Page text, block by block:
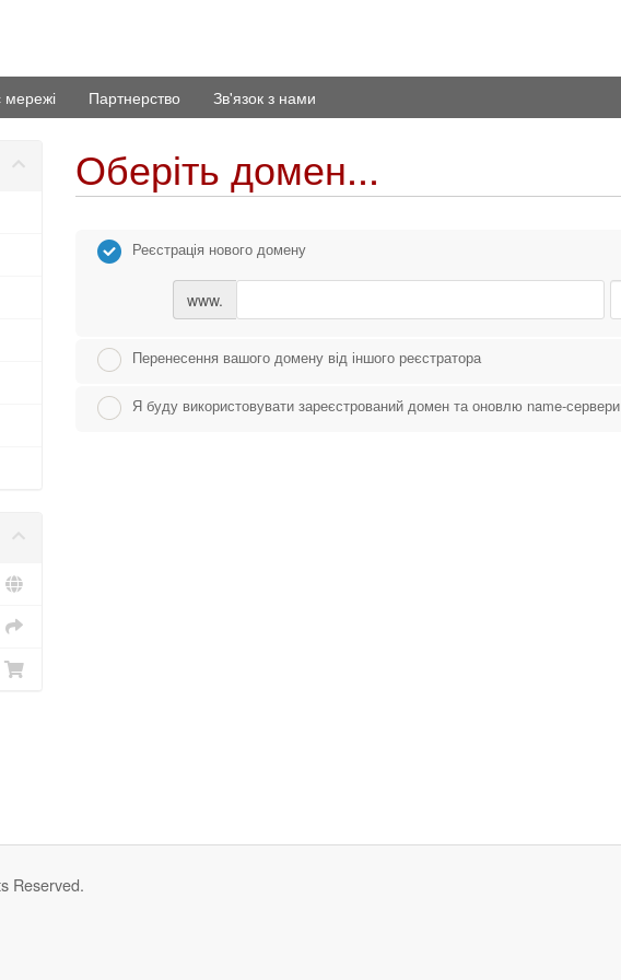
мережі Партнерство Зв'язок з нами
Оберіть домен...
Реєстрація нового домену
www.
Перенесення вашого домену від іншого реєстратора
Я буду використовувати зареєстрований домен та оновлю name-сервери
Reserved.